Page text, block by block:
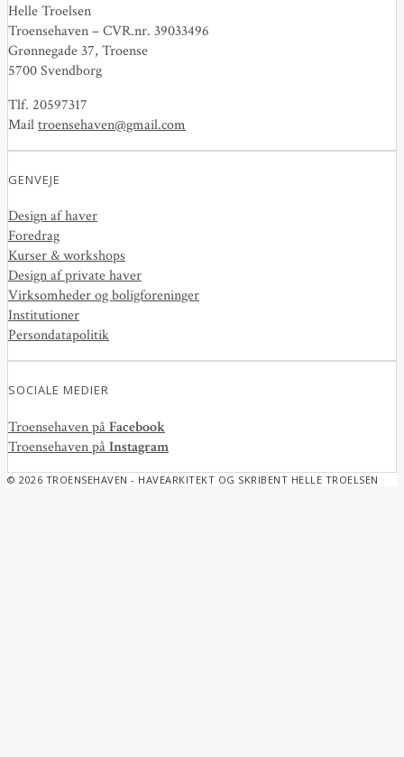
Helle Troelsen
Troensehaven – CVR.nr. 39033496
Grønnegade 37, Troense
5700 Svendborg
Tlf. 20597317
Mailtroensehaven@gmail.com
GENVEJE
Design af haver
Foredrag
Kurser & workshops
Design af private haver
Virksomheder og boligforeninger
Institutioner
Persondatapolitik
SOCIALE MEDIER
Troensehaven påFacebook
Troensehaven påInstagram
© 2026 TROENSEHAVEN - HAVEARKITEKT OG SKRIBENT HELLE TROELSEN